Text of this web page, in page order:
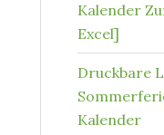
Kalender
Excel]
Druckbare
Kalender